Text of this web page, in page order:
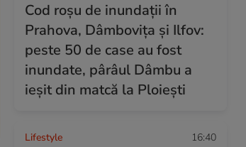
Cod roșu de inundații în
Prahova, Dâmbovița și Ilfov:
peste 50 de case au fost
inundate, pârâul Dâmbu a
ieșit din matcă la Ploiești
Lifestyle 16:40